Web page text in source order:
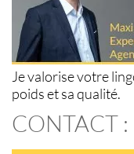
Je valorise votre
poids et sa qualité.
CONTACT :